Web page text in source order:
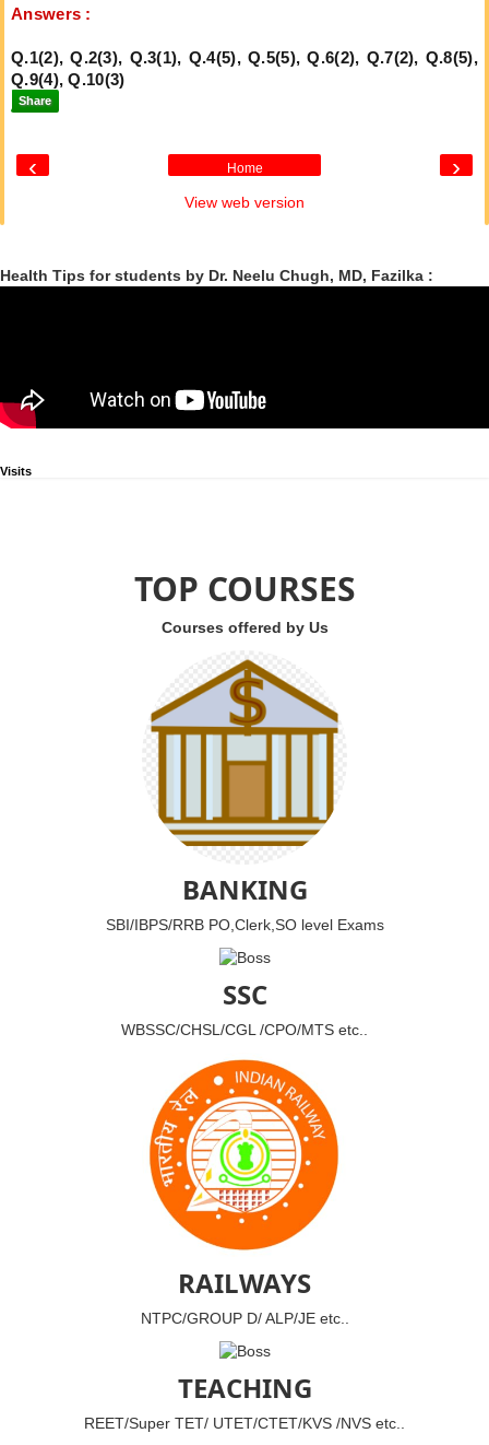
Answers :
Q.1(2), Q.2(3), Q.3(1), Q.4(5), Q.5(5), Q.6(2), Q.7(2), Q.8(5),
Q.9(4), Q.10(3)
Share
‹ ›
Home
View web version
Health Tips for students by Dr. Neelu Chugh, MD, Fazilka :
Visits
TOP COURSES
Courses offered by Us
BANKING
SBI/IBPS/RRB PO,Clerk,SO level Exams
SSC
WBSSC/CHSL/CGL /CPO/MTS etc..
RAILWAYS
NTPC/GROUP D/ ALP/JE etc..
TEACHING
REET/Super TET/ UTET/CTET/KVS /NVS etc..